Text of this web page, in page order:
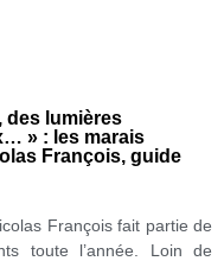
des lumières
» : les marais
François, guide
François fait partie de
toute l’année. Loin de